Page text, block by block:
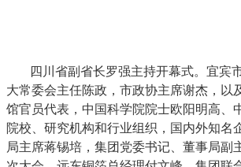
四川省副省长罗强主持开幕式。宜宾
大常委会主任陈政，市政协主席谢杰，以
馆官员代表，中国科学院院士欧阳明高、
院校、研究机构和行业组织，国内外知
局主席蒋锡培，集团党委书记、董事局